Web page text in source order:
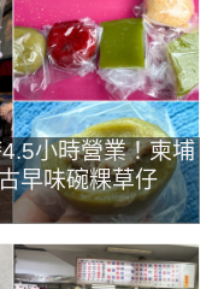
小時營業！柬埔
早味碗粿草仔